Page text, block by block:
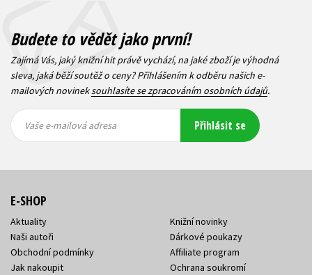
Budete to vědět jako první!
Zajímá Vás, jaký knižní hit právě vychází, na jaké zboží je výhodná
sleva, jaká běží soutěž o ceny? Přihlášením k odběru našich e-
mailových novineksouhlasíte se zpracováním osobních údajů.
mailová
mailová
Vaše e-mailová adresa Přihlásit se
E-SHOP
Aktuality
Naši autoři
Obchodní podmínky
Jak nakoupit
Knižní novinky
Dárkové poukazy
Affiliate program
Ochrana soukromí